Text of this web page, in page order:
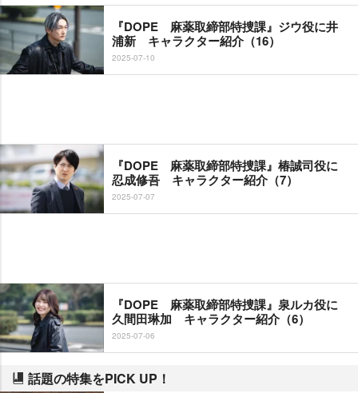
『DOPE 麻薬取締部特捜課』ジウ役に井
浦新 キャラクター紹介（16）
2025-07-10
『DOPE 麻薬取締部特捜課』椿誠司役に
忍成修吾 キャラクター紹介（7）
2025-07-07
『DOPE 麻薬取締部特捜課』泉ルカ役に
久間田琳加 キャラクター紹介（6）
2025-07-06
話題の特集をPICK UP！